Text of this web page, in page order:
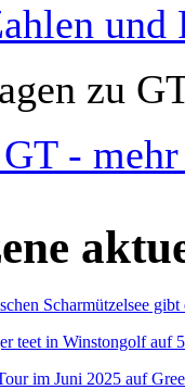
und
zu
-
Scharmützelsee
teet in Winstongolf auf
im Juni 2025 auf